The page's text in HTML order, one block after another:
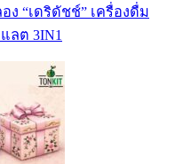
“เดริดัชช์” เครื่องดื่ม
ลต 3IN1